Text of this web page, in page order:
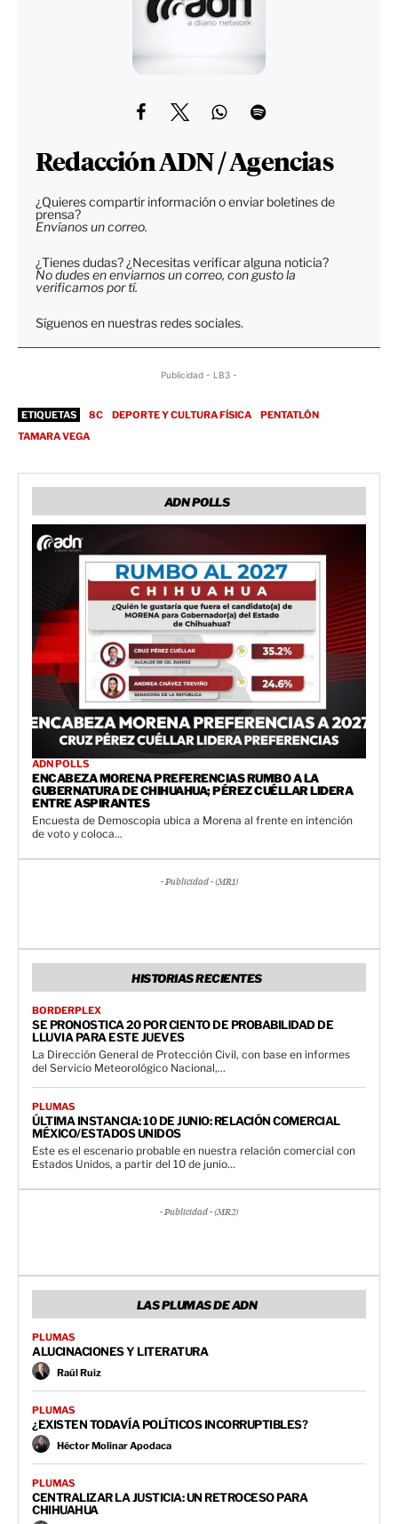
Redacción ADN / Agencias
¿Quieres compartir información o enviar boletines de
prensa?
Envíanos un correo.
¿Tienes dudas? ¿Necesitas verificar alguna noticia?
No dudes en enviarnos un correo, con gusto la
verificamos por tí.
Síguenos en nuestras redes sociales.
Publicidad - LB3 -
ETIQUETAS 8C DEPORTE Y CULTURA FÍSICA
PENTATLÓN
TAMARA VEGA
ADN POLLS
ADN POLLS
ENCABEZA MORENA PREFERENCIAS RUMBO A LA
GUBERNATURA DE CHIHUAHUA; PÉREZ CUÉLLAR LIDERA
ENTRE ASPIRANTES
Encuesta de Demoscopia ubica a Morena al frente en intención
de voto y coloca...
- Publicidad - (MR1)
HISTORIAS RECIENTES
BORDERPLEX
SE PRONOSTICA 20 POR CIENTO DE PROBABILIDAD DE
LLUVIA PARA ESTE JUEVES
La Dirección General de Protección Civil, con base en informes
del Servicio Meteorológico Nacional,...
PLUMAS
ÚLTIMA INSTANCIA: 10 DE JUNIO: RELACIÓN COMERCIAL
MÉXICO/ESTADOS UNIDOS
Este es el escenario probable en nuestra relación comercial con
Estados Unidos, a partir del 10 de junio...
- Publicidad - (MR2)
LAS PLUMAS DE ADN
PLUMAS
ALUCINACIONES Y LITERATURA
Raúl Ruiz
PLUMAS
¿EXISTEN TODAVÍA POLÍTICOS INCORRUPTIBLES?
Héctor Molinar Apodaca
PLUMAS
CENTRALIZAR LA JUSTICIA: UN RETROCESO PARA
CHIHUAHUA